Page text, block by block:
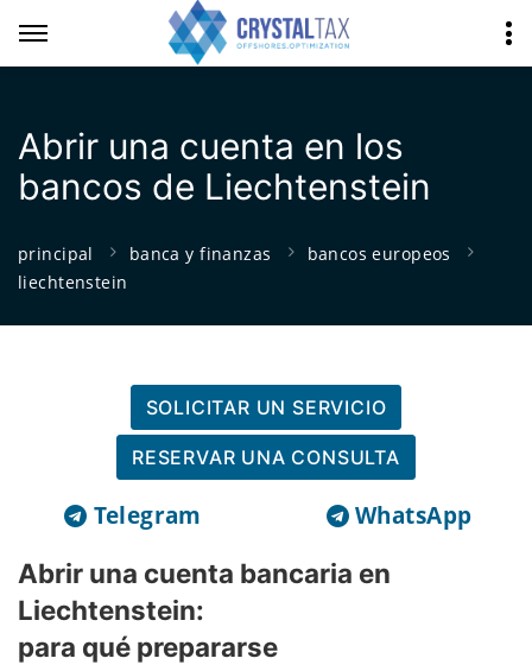
Abrir una cuenta en los
bancos de Liechtenstein
principal banca y finanzas
bancos europeos
liechtenstein
SOLICITAR UN SERVICIO
RESERVAR UNA CONSULTA
Telegram WhatsApp
Abrir una cuenta bancaria en
Liechtenstein:
para qué prepararse